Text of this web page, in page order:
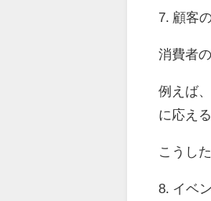
7. 顧客
消費者
例えば
に応え
こうし
8. イベ